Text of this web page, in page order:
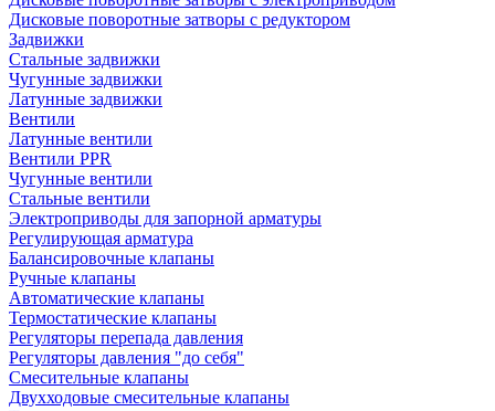
Дисковые поворотные затворы с редуктором
Задвижки
Стальные задвижки
Чугунные задвижки
Латунные задвижки
Вентили
Латунные вентили
Вентили PPR
Чугунные вентили
Стальные вентили
Электроприводы для запорной арматуры
Регулирующая арматура
Балансировочные клапаны
Ручные клапаны
Автоматические клапаны
Термостатические клапаны
Регуляторы перепада давления
Регуляторы давления "до себя"
Смесительные клапаны
Двухходовые смесительные клапаны